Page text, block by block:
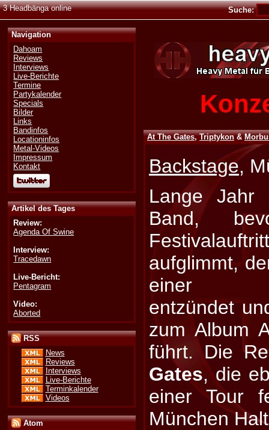
3 Headbänga online Suche:
Navigation
Dahoam
Reviews
Interviews
Live-Berichte
Termine
Partykalender
Specials
Bilder
Links
Bandinfos
Locationinfos
Metal-Videos
Impressum
Kontakt
Artikel des Tages
Review:
Agenda Of Swine
Interview:
Tracedawn
Live-Bericht:
Pentagram
Video:
Aborted
RSS
News
Reviews
Interviews
Live-Berichte
Terminkalender
Videos
Atom
At The Gates,Triptykon&
Backstage,
Lange
Band,
aufglimmt,
einer
entzündet
zum Album
führt. Die
Gates, die
einer Tour
München